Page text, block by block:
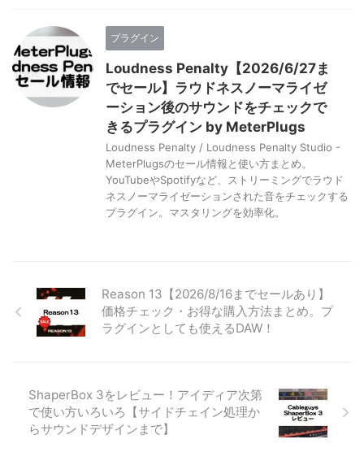
プラグイン
Loudness Penalty【2026/6/27ま
でセール】ラウドネスノーマライゼ
ーション後のサウンドをチェックで
きるプラグイン by MeterPlugs
Loudness Penalty / Loudness Penalty Studio -
MeterPlugsのセール情報と使い方まとめ。
YouTubeやSpotifyなど、ストリーミングでラウド
ネスノーマライゼーションされた音をチェックする
プラグイン。マスタリングを効率化。
Reason 13【2026/8/16までセールあり】
価格チェック・お得な購入方法まとめ。プ
ラグインとしても使えるDAW！
ShaperBox 3をレビュー！アイディア次第
で使い方いろいろ【サイドチェイン処理か
らサウンドデザインまで】